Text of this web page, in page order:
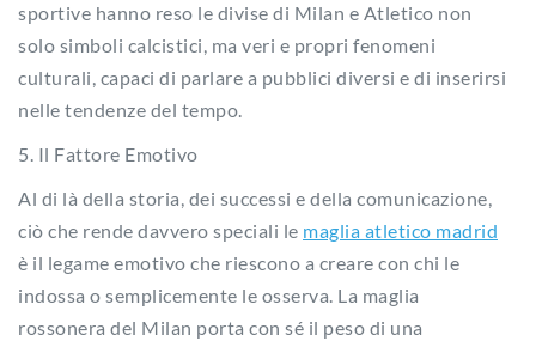
sportive hanno reso le divise di Milan e Atletico non
solo simboli calcistici, ma veri e propri fenomeni
culturali, capaci di parlare a pubblici diversi e di inserirsi
nelle tendenze del tempo.
5. Il Fattore Emotivo
Al di là della storia, dei successi e della comunicazione,
ciò che rende davvero speciali le maglia atletico madrid
è il legame emotivo che riescono a creare con chi le
indossa o semplicemente le osserva. La maglia
rossonera del Milan porta con sé il peso di una